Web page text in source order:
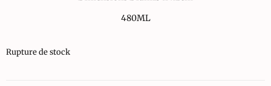
480ML
Rupture de stock